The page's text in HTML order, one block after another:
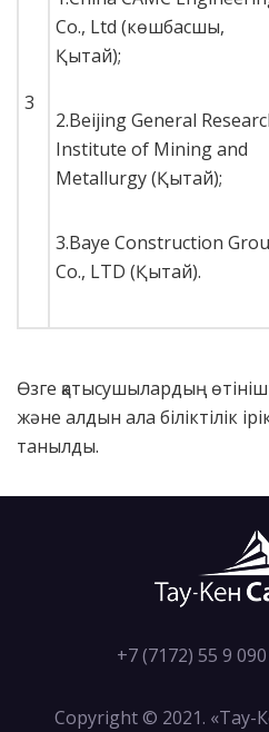
3
Co., Ltd (көшбасшы,
Қытай);
2.Beijing General
Institute of Mining and
Metallurgy (Қытай);
3.Baye Construction
Co., LTD (Қытай).
Өзге қатысушылардың
және алдын ала біліктілік
танылды.
+7 (7172) 55 9 090
Copyright © 2021. «Тау-